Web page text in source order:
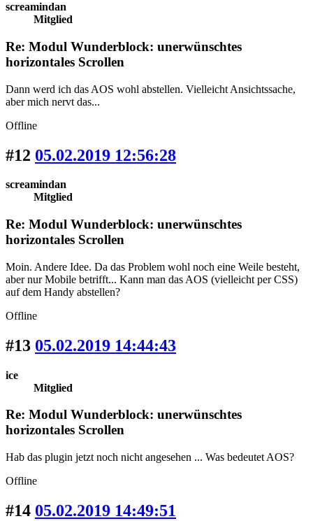
screamindan
Mitglied
Re: Modul Wunderblock: unerwünschtes
horizontales Scrollen
Dann werd ich das AOS wohl abstellen. Vielleicht Ansichtssache,
aber mich nervt das...
Offline
#12 05.02.2019 12:56:28
screamindan
Mitglied
Re: Modul Wunderblock: unerwünschtes
horizontales Scrollen
Moin. Andere Idee. Da das Problem wohl noch eine Weile besteht,
aber nur Mobile betrifft... Kann man das AOS (vielleicht per CSS)
auf dem Handy abstellen?
Offline
#13 05.02.2019 14:44:43
ice
Mitglied
Re: Modul Wunderblock: unerwünschtes
horizontales Scrollen
Hab das plugin jetzt noch nicht angesehen ... Was bedeutet AOS?
Offline
#14 05.02.2019 14:49:51